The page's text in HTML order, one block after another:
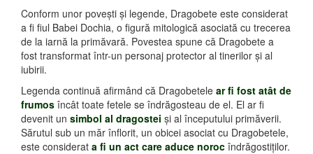
Conform unor povești și legende, Dragobete este considerat
a fi fiul Babei Dochia, o figură mitologică asociată cu trecerea
de la iarnă la primăvară. Povestea spune că Dragobete a
fost transformat într-un personaj protector al tinerilor și al
iubirii.
Legenda continuă afirmând că Dragobetele ar fi fost atât de
frumos încât toate fetele se îndrăgosteau de el. El ar fi
devenit un simbol al dragostei și al începutului primăverii.
Sărutul sub un măr înflorit, un obicei asociat cu Dragobetele,
este considerat a fi un act care aduce noroc îndrăgostiților.